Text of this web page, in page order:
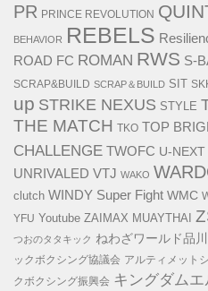
PR PRINCE REVOLUTION
BEHAVIOR REBELS
ROAD FC ROMAN RWS S-
SCRAP&BUILD SCRAP＆BUILD SIT
up STRIKE NEXUS STYLE
THE MATCH TKO TOP
CHALLENGE TWOFC U-NEXT
UNRIVALED VTJ WAKO
clutch WINDY Super Fight WMC
YFU Youtube ZAIMAX MUAYTHAI
つおのタタキック ねわざワールド品川
ックボクシング協議会 アルティメット
クボクシング振興会 キングダムエ